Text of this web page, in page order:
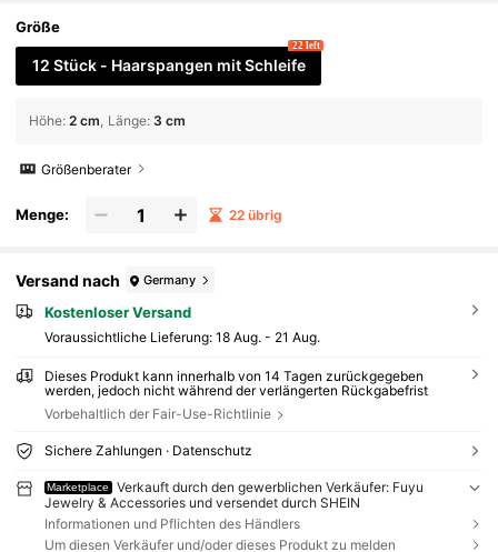
Größe
12 Stück - Haarspangen mit Schleife
22 left
Höhe: 2 cm Länge: 3 cm
Größenberater
Menge: 22 übrig
Versand nach Germany
Kostenloser Versand
Voraussichtliche Lieferung: 18 Aug. - 21 Aug.
Dieses Produkt kann innerhalb von 14 Tagen zurückgegeben
werden, jedoch nicht während der verlängerten Rückgabefrist
Vorbehaltlich der Fair-Use-Richtlinie
Sichere Zahlungen · Datenschutz
Marketplace
Verkauft durch den gewerblichen Verkäufer: Fuyu
Jewelry & Accessories und versendet durch SHEIN
Informationen und Pflichten des Händlers
Um diesen Verkäufer und/oder dieses Produkt zu melden